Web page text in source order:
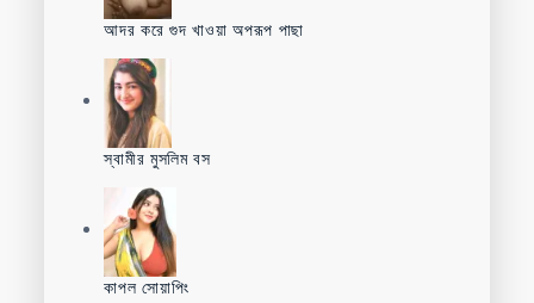
আদর করে গুদ খাওয়া অপরূপ পাছা
স্বামীর মুসলিম বস
কাপল সোয়াপিং